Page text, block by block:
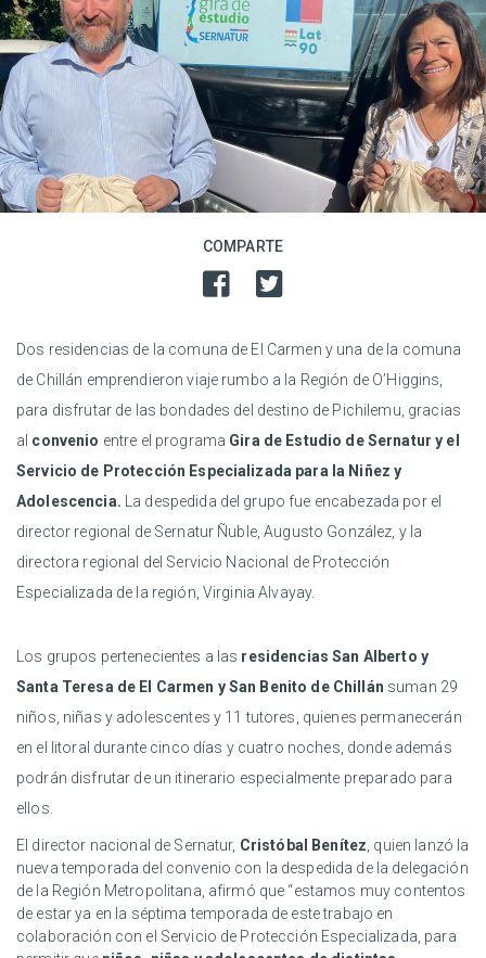
COMPARTE
Dos residencias de la comuna de El Carmen y una de la comuna
de Chillán emprendieron viaje rumbo a la Región de O’Higgins,
para disfrutar de las bondades del destino de Pichilemu, gracias
al convenio entre el programa Gira de Estudio de Sernatur y el
Servicio de Protección Especializada para la Niñez y
Adolescencia. La despedida del grupo fue encabezada por el
director regional de Sernatur Ñuble, Augusto González, y la
directora regional del Servicio Nacional de Protección
Especializada de la región, Virginia Alvayay.
Los grupos pertenecientes a las residencias San Alberto y
Santa Teresa de El Carmen y San Benito de Chillán suman 29
niños, niñas y adolescentes y 11 tutores, quienes permanecerán
en el litoral durante cinco días y cuatro noches, donde además
podrán disfrutar de un itinerario especialmente preparado para
ellos.
El director nacional de Sernatur, Cristóbal Benítez , quien lanzó la
nueva temporada del convenio con la despedida de la delegación
de la Región Metropolitana, afirmó que “estamos muy contentos
de estar ya en la séptima temporada de este trabajo en
colaboración con el Servicio de Protección Especializada, para